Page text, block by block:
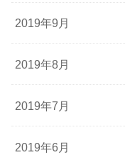
2019年9月
2019年8月
2019年7月
2019年6月